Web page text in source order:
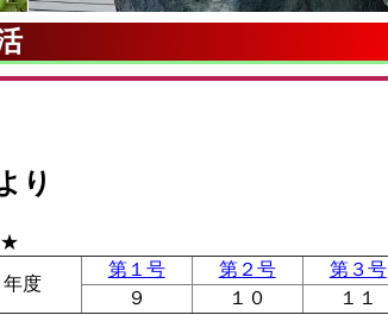
り
★
度
第１号 第２号 第３号
９
１０ １１